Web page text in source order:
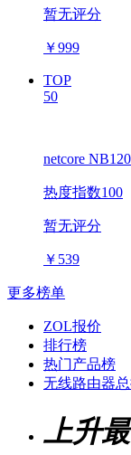
暂无评分
￥999
TOP
50
netcore
热度指数100
暂无评分
￥ 539
更多榜单
ZOL报价
排行榜
热门产品榜
无线路由器
上升